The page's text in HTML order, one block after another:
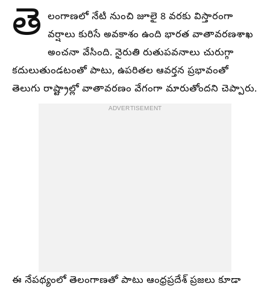
తె లంగాణలో నేటి నుంచి జూలై 8 వరకు విస్తారంగా
వర్షాలు కురిసే అవకాశం ఉంది భారత వాతావరణశాఖ
అంచనా వేసింది. నైరుతి రుతుపవనాలు చురుగ్గా
కదులుతుండటంతో పాటు, ఉపరితల ఆవర్తన ప్రభావంతో
తెలుగు రాష్ట్రాల్లో వాతావరణం వేగంగా మారుతోందని చెప్పారు.
ADVERTISEMENT
ఈ నేపథ్యంలో తెలంగాణతో పాటు ఆంధ్రప్రదేశ్ ప్రజలు కూడా